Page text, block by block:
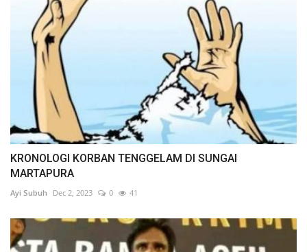
KRONOLOGI KORBAN TENGGELAM DI SUNGAI
MARTAPURA
Ayi Subuh Dec 2, 2023 0 41